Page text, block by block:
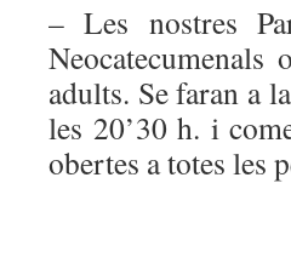
– Les nostres
adults. Se faran a
les 20’30 h. i
obertes a totes les